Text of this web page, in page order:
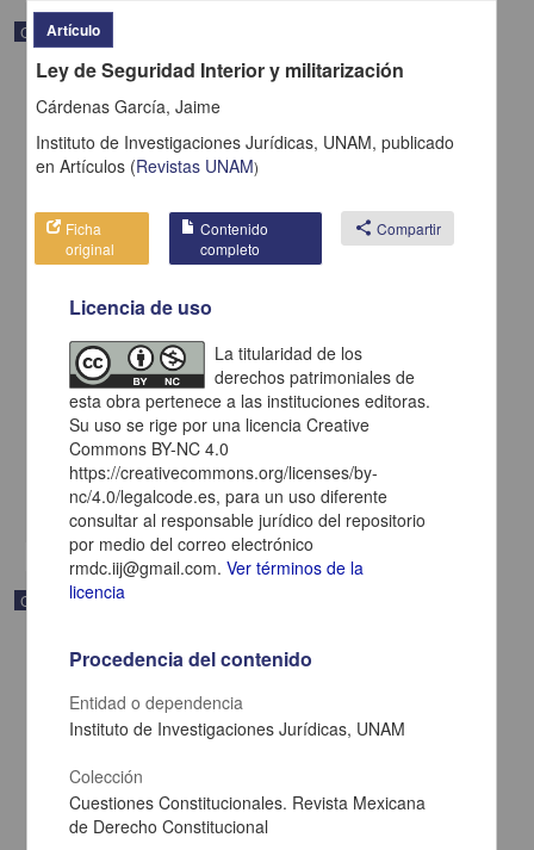
Correspondencia postal
Carta de H. C. Pitman a Francisco I. Madero en la que le solicita
una fotografía
Pitman, H. C.
[sin fecha]
Multidisciplina
Correspondencia postal
Artículo
Ley de Seguridad Interior y militarización
Cárdenas García, Jaime
Instituto de Investigaciones Jurídicas, UNAM, publicado
enArtículos (Revistas UNAM)
Ficha
original
Contenido
completo
share Compartir
Licencia de uso
La titularidad de los
derechos patrimoniales de
esta obra pertenece a las instituciones editoras.
Su uso se rige por una licencia Creative
Commons BY-NC 4.0
https://creativecommons.org/licenses/by-
nc/4.0/legalcode.es, para un uso diferente
consultar al responsable jurídico del repositorio
por medio del correo electrónico
rmdc.iij@gmail.com.Ver términos de la
licencia
Procedencia del contenido
Entidad o dependencia
Instituto de Investigaciones Jurídicas, UNAM
Colección
Cuestiones Constitucionales. Revista Mexicana
de Derecho Constitucional